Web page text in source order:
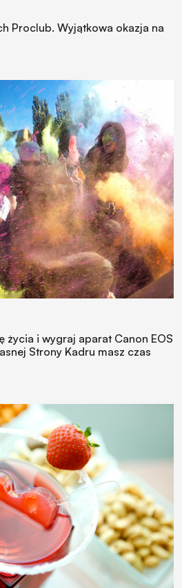
Proclub. Wyjątkowa okazja na
życia i wygraj aparat Canon EOS
Strony Kadru masz czas